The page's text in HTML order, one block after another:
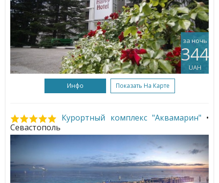
за ночь
344
UAH
Инфо Показать На Карте
Курортный комплекс "Аквамарин" •
Севастополь